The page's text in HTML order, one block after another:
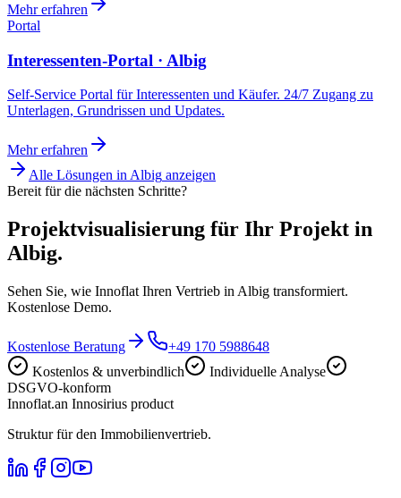
Mehr erfahren
Portal
Interessenten-Portal · Albig
Self-Service Portal für Interessenten und Käufer. 24/7 Zugang zu
Unterlagen, Grundrissen und Updates.
Mehr erfahren
Alle Lösungen in Albig anzeigen
Bereit für die nächsten Schritte?
Projektvisualisierung für Ihr Projekt in
Albig.
Sehen Sie, wie Innoflat Ihren Vertrieb in Albig transformiert.
Kostenlose Demo.
Kostenlose Beratung
+49 170 5988648
Kostenlos & unverbindlich
Individuelle Analyse
DSGVO-konform
Innoflat.an Innosirius product
Struktur für den Immobilienvertrieb.